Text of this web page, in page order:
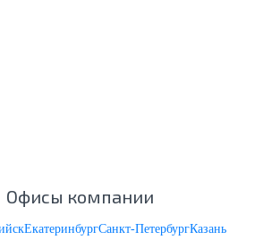
Офисы компании
ЕкатеринбургСанкт-ПетербургКазань